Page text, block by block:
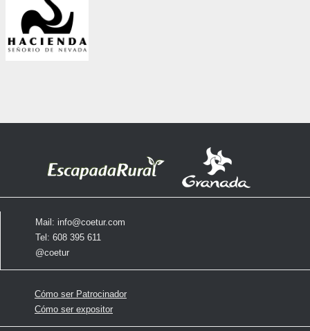
Mail: info@coetur.com
Tel: 608 395 611
@coetur
Cómo ser Patrocinador
Cómo ser expositor